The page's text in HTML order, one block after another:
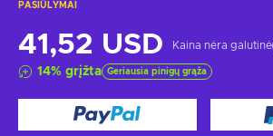
PASIŪLYMAI
41,52 USD Kaina nėra galutinė
14% grįžta Geriausia pinigų grąža